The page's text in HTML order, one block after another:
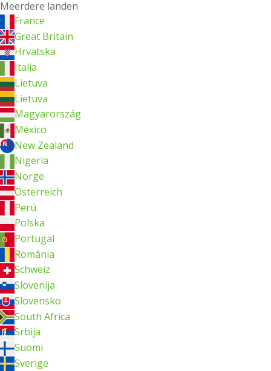
Meerdere landen
France
Great Britain
Hrvatska
Italia
Lietuva
Lietuva
Magyarország
México
New Zealand
Nigeria
Norge
Österreich
Perú
Polska
Portugal
România
Schweiz
Slovenija
Slovensko
South Africa
Srbija
Suomi
Sverige